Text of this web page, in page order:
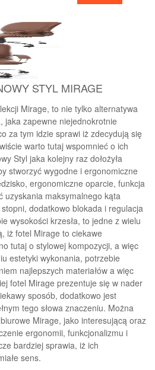
STYL MIRAGE
Mirage, to nie tylko alternatywa
jaka zapewne niejednokrotnie
za tym idzie sprawi iż zdecydują się
warto tutaj wspomnieć o ich
Styl jaka kolejny raz dołożyła
stworzyć wygodne i ergonomiczne
ergonomiczne oparcie, funkcja
uzyskania maksymalnego kąta
dodatkowo blokada i regulacja
wysokości krzesła, to jedne z wielu
iż fotel Mirage to ciekawe
tutaj o stylowej kompozycji, a więc
estetyki wykonania, potrzebie
najlepszych materiałów a więc
fotel Mirage prezentuje się w nader
sposób, dodatkowo jest
tego słowa znaczeniu. Można
Mirage, jako interesującą oraz
ergonomii, funkcjonalizmu i
bardziej sprawia, iż ich
sens.